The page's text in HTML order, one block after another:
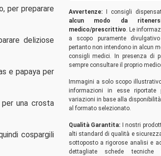
per preparare
deliziose
e papaya per
una crosta
cospargili
Avvertenze:I consigli
alcun modo da
medico/prescrittivo. Le
a scopo puramente
pertanto non intendono in alcun
consigli medici. In presenza di
sempre consultare il proprio
Immagini a solo scopo
informazioni in esse riportate
variazioni in base alla
al formato selezionato.
Qualità Garantita: I nostri
alti standard di qualità e
sottoposto a rigorose analisi e
dettagliate schede tecniche